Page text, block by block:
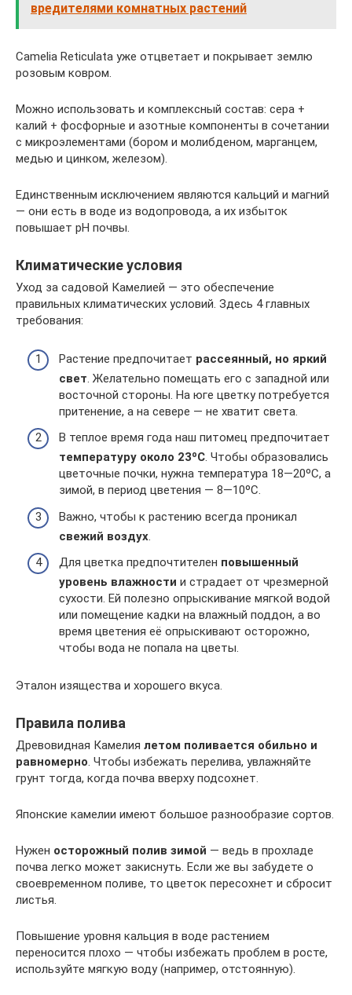
вредителями комнатных растений
Camelia Reticulata уже отцветает и покрывает землю
розовым ковром.
Можно использовать и комплексный состав: сера +
калий + фосфорные и азотные компоненты в сочетании
с микроэлементами (бором и молибденом, марганцем,
медью и цинком, железом).
Единственным исключением являются кальций и магний
— они есть в воде из водопровода, а их избыток
повышает рН почвы.
Климатические условия
Уход за садовой Камелией — это обеспечение
правильных климатических условий. Здесь 4 главных
требования:
Растение предпочитает рассеянный, но яркий
свет . Желательно помещать его с западной или
восточной стороны. На юге цветку потребуется
притенение, а на севере — не хватит света.
В теплое время года наш питомец предпочитает
температуру около 23ºC. Чтобы образовались
цветочные почки, нужна температура 18—20ºC, а
зимой, в период цветения — 8—10ºC.
Важно, чтобы к растению всегда проникал
свежий воздух
Для цветка предпочтителен повышенный
уровень влажности и страдает от чрезмерной
сухости. Ей полезно опрыскивание мягкой водой
или помещение кадки на влажный поддон, а во
время цветения её опрыскивают осторожно,
чтобы вода не попала на цветы.
Эталон изящества и хорошего вкуса.
Правила полива
Древовидная Камелия летом поливается обильно и
равномерно. Чтобы избежать перелива, увлажняйте
грунт тогда, когда почва вверху подсохнет.
Японские камелии имеют большое разнообразие сортов.
Нужен осторожный полив зимой — ведь в прохладе
почва легко может закиснуть. Если же вы забудете о
своевременном поливе, то цветок пересохнет и сбросит
листья.
Повышение уровня кальция в воде растением
переносится плохо — чтобы избежать проблем в росте,
используйте мягкую воду (например, отстоянную).